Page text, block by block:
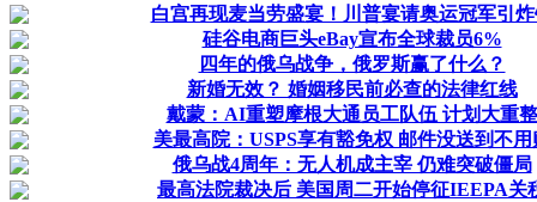
白宫再现麦当劳盛宴！川普宴请奥运冠军引
硅谷电商巨头eBay宣布全球裁员6%
四年的俄乌战争，俄罗斯赢了什么？
新婚无效？ 婚姻移民前必查的法律红线
戴蒙：AI重塑摩根大通员工队伍 计划大重整
美最高院：USPS享有豁免权 邮件没送到不用
俄乌战4周年：无人机成主宰 仍难突破僵局
最高法院裁决后 美国周二开始停征IEEPA关